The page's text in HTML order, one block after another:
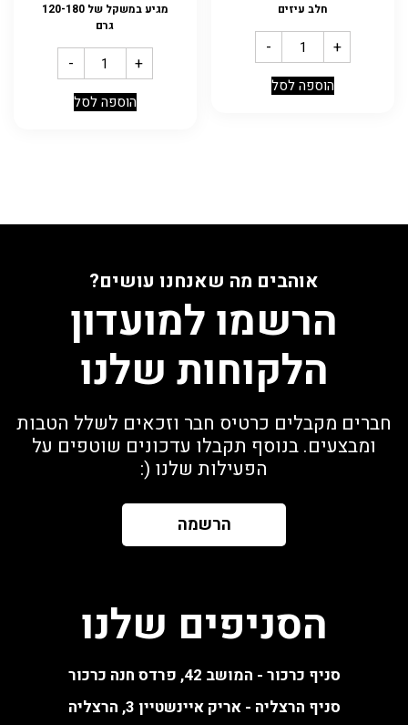
חלב עיזים
- +
הוספה לסל
מגיע במשקל של 120-180
גרם
- +
הוספה לסל
אוהבים מה שאנחנו עושים?
הרשמו למועדון
הלקוחות שלנו
חברים מקבלים כרטיס חבר וזכאים לשלל הטבות
ומבצעים. בנוסף תקבלו עדכונים שוטפים על
הפעילות שלנו (:
הרשמה
הסניפים שלנו
סניף כרכור - המושב 42, פרדס חנה כרכור
סניף הרצליה - אריק איינשטיין 3, הרצליה